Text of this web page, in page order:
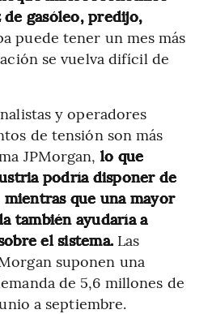
de gasóleo, predijo,
puede tener un mes más
se vuelva difícil de
y operadores
de tensión son más
JPMorgan, lo que
podría disponer de
que una mayor
también ayudaría a
el sistema. Las
suponen una
de 5,6 millones de
a septiembre.